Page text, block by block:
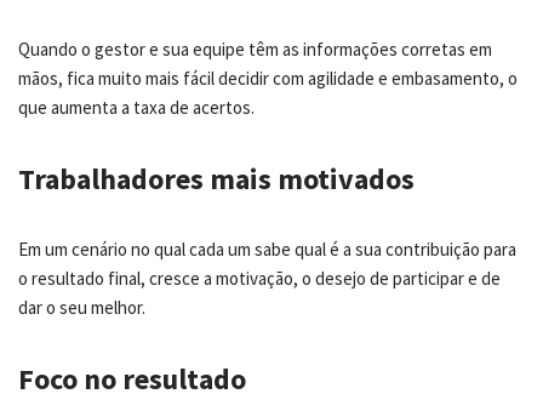
Quando o gestor e sua equipe têm as informações corretas em
mãos, fica muito mais fácil decidir com agilidade e embasamento, o
que aumenta a taxa de acertos.
Trabalhadores mais motivados
Em um cenário no qual cada um sabe qual é a sua contribuição para
o resultado final, cresce a motivação, o desejo de participar e de
dar o seu melhor.
Foco no resultado